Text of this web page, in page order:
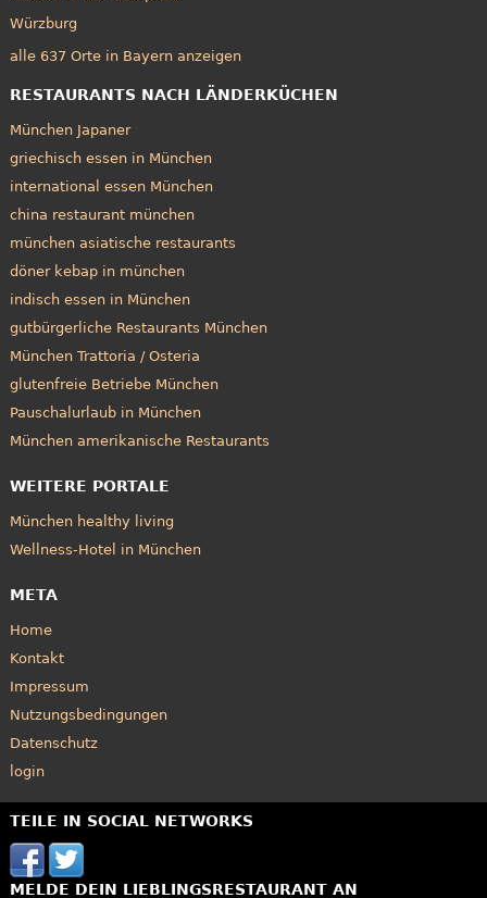
Würzburg
alle 637 Orte in Bayern anzeigen
RESTAURANTS NACH LÄNDERKÜCHEN
München Japaner
griechisch essen in München
international essen München
china restaurant münchen
münchen asiatische restaurants
döner kebap in münchen
indisch essen in München
gutbürgerliche Restaurants München
München Trattoria / Osteria
glutenfreie Betriebe München
Pauschalurlaub in München
München amerikanische Restaurants
WEITERE PORTALE
München healthy living
Wellness-Hotel in München
META
Home
Kontakt
Impressum
Nutzungsbedingungen
Datenschutz
login
TEILE IN SOCIAL NETWORKS
MELDE DEIN LIEBLINGSRESTAURANT AN